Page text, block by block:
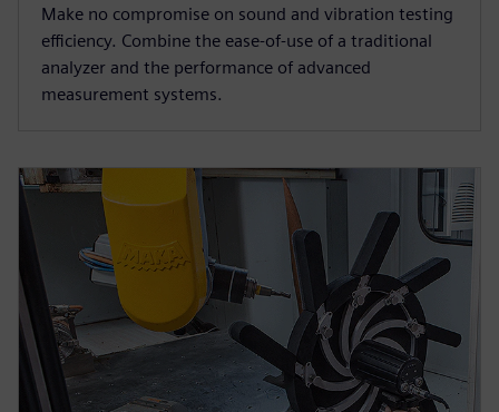
Make no compromise on sound and vibration testing
efficiency. Combine the ease-of-use of a traditional
analyzer and the performance of advanced
measurement systems.